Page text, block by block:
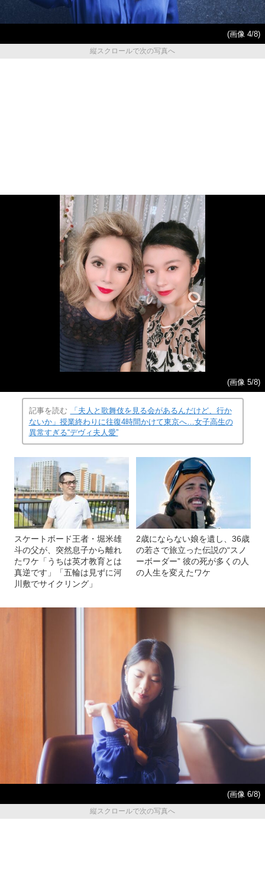
(画像 4/8)
縦スクロールで次の写真へ
(画像 5/8)
記事を読む
「夫人と歌舞伎を見る会があるんだけど、行か
ないか」授業終わりに往復4時間かけて東京へ…女子高生の
異常すぎる“デヴィ夫人愛”
スケートボード王者・堀米雄
斗の父が、突然息子から離れ
たワケ「うちは英才教育とは
真逆です」「五輪は見ずに河
川敷でサイクリング」
2歳にならない娘を遺し、36歳
の若さで旅立った伝説の“スノ
ーボーダー” 彼の死が多くの人
の人生を変えたワケ
(画像 6/8)
縦スクロールで次の写真へ